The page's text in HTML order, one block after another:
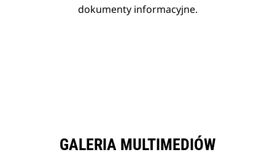
dokumenty informacyjne.
GALERIA MULTIMEDIÓW